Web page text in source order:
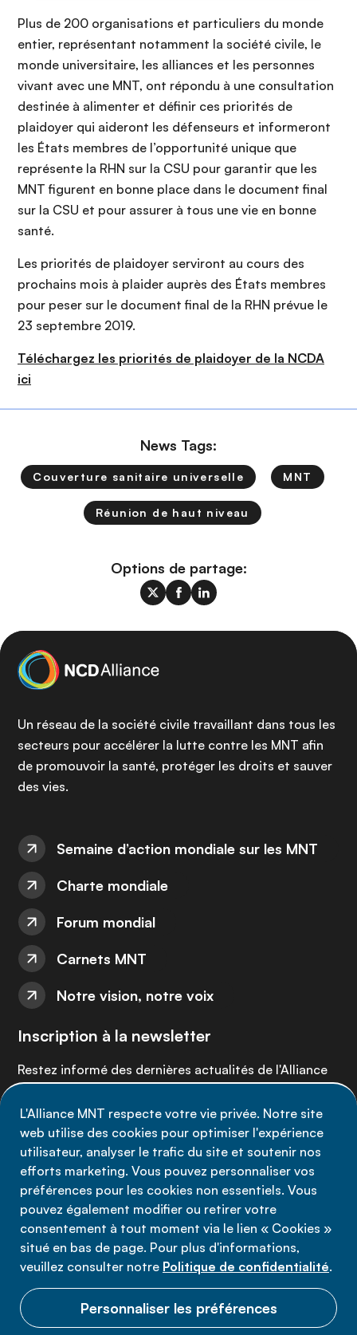
L'Alliance MNT respecte votre vie privée. Notre site
web utilise des cookies pour optimiser l'expérience
utilisateur, analyser le trafic du site et soutenir nos
efforts marketing. Vous pouvez personnaliser vos
préférences pour les cookies non essentiels. Vous
pouvez également modifier ou retirer votre
consentement à tout moment via le lien « Cookies »
situé en bas de page. Pour plus d'informations,
veuillez consulter notre Politique de confidentialité.
Personnaliser les préférences
Plus de 200 organisations et particuliers du monde
entier, représentant notamment la société civile, le
monde universitaire, les alliances et les personnes
vivant avec une MNT, ont répondu à une consultation
destinée à alimenter et définir ces priorités de
plaidoyer qui aideront les défenseurs et informeront
les États membres de l’opportunité unique que
représente la RHN sur la CSU pour garantir que les
MNT figurent en bonne place dans le document final
sur la CSU et pour assurer à tous une vie en bonne
santé.
Les priorités de plaidoyer serviront au cours des
prochains mois à plaider auprès des États membres
pour peser sur le document final de la RHN prévue le
23 septembre 2019.
Téléchargez les priorités de plaidoyer de la NCDA
ici
News Tags:
Couverture sanitaire universelle MNT
Réunion de haut niveau
Options de partage:
Un réseau de la société civile travaillant dans tous les
secteurs pour accélérer la lutte contre les MNT afin
de promouvoir la santé, protéger les droits et sauver
des vies.
Semaine d’action mondiale sur les MNT
Charte mondiale
Forum mondial
Carnets MNT
Notre vision, notre voix
Inscription à la newsletter
Restez informé des dernières actualités de l'Alliance
Inscrivez-vous maintenant
Politique de confidentialité
Conditions d'utilisation